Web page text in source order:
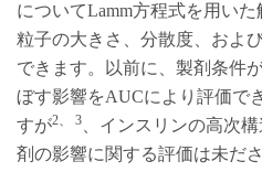
についてLamm方程式を用いた
粒子の大きさ、分散度、およ
できます。以前に、製剤条件
ぼす影響をAUCにより評価で
すが2、 3
、インスリンの高次
剤の影響に関する評価は未だ